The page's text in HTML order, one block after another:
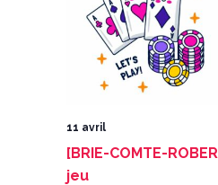
11 avril
[BRIE-COMTE-
jeu